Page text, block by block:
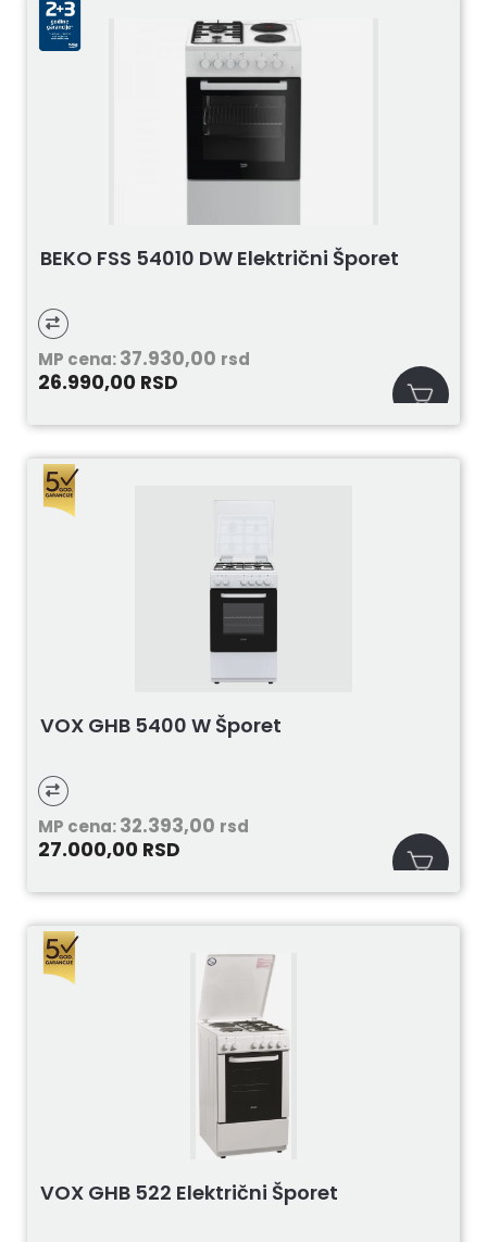
BEKO FSS 54010 DW Električni Šporet
MP cena:37.930,00 rsd
26.990,00 RSD
VOX GHB 5400 W Šporet
MP cena:32.393,00 rsd
27.000,00 RSD
VOX GHB 522 Električni Šporet